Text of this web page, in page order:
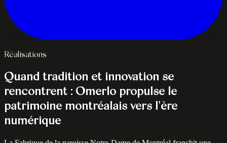
Réalisations
Quand tradition et innovation se
rencontrent : Omerlo propulse le
patrimoine montréalais vers l'ère
numérique